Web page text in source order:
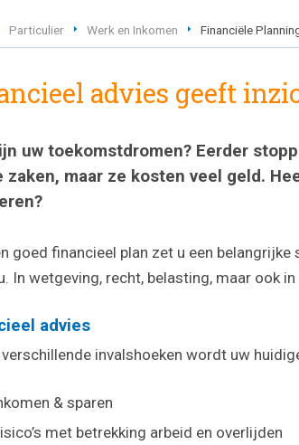
Particulier Werk en Inkomen Financiële
advies geeft
uw toekomstdromen? Eerder
zaken, maar ze kosten veel geld.
goed financieel plan zet u een
In wetgeving, recht, belasting, maar ook
advies
invalshoeken wordt uw
& sparen
met betrekking arbeid en overlijden